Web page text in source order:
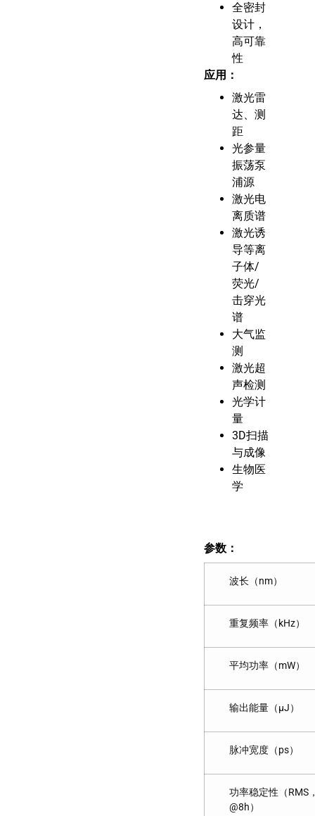
全密封
设计，
高可靠
性
应用：
激光雷
达、测
距
光参量
振荡泵
浦源
激光电
离质谱
激光诱
导等离
子体/
荧光/
击穿光
谱
大气监
测
激光超
声检测
光学计
量
3D扫描
与成像
生物医
学
参数：
波长（nm）
重复频率（kHz）
平均功率（mW）
输出能量（μJ）
脉冲宽度（ps）
功率稳定性（RMS
@8h）